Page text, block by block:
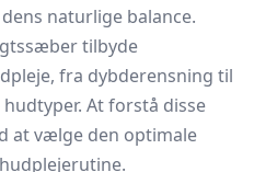
naturlige balance.
tilbyde
fra dybderensning til
At forstå disse
at vælge den optimale